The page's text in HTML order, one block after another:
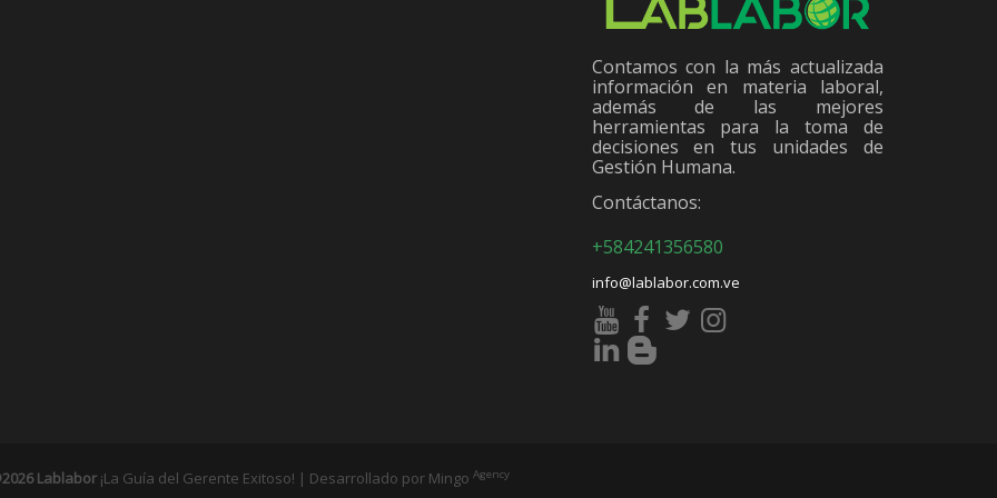
Contamos con la más actualizada
información en materia laboral,
además de las mejores
herramientas para la toma de
decisiones en tus unidades de
Gestión Humana.
Contáctanos:
+584241356580
info@lablabor.com.ve
Lablabor ¡La Guía del Gerente Exitoso! | Desarrollado por Mingo Agency